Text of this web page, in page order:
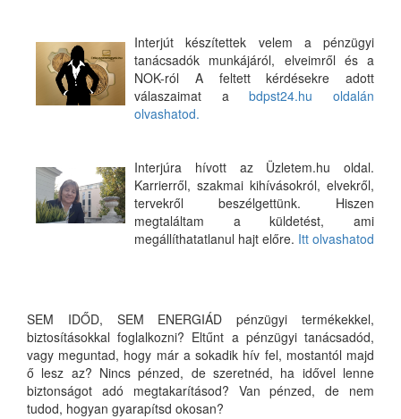
Interjút készítettek velem a pénzügyi
tanácsadók munkájáról, elveimről és a
NOK-ról A feltett kérdésekre adott
válaszaimat abdpst24.hu oldalán
olvashatod.
Interjúra hívott az Üzletem.hu oldal.
Karrierről, szakmai kihívásokról, elvekről,
tervekről beszélgettünk. Hiszen
megtaláltam a küldetést, ami
megállíthatatlanul hajt előre. Itt olvashatod
SEM IDŐD, SEM ENERGIÁD pénzügyi termékekkel,
biztosításokkal foglalkozni? Eltűnt a pénzügyi tanácsadód,
vagy meguntad, hogy már a sokadik hív fel, mostantól majd
ő lesz az? Nincs pénzed, de szeretnéd, ha idővel lenne
biztonságot adó megtakarításod? Van pénzed, de nem
tudod, hogyan gyarapítsd okosan?